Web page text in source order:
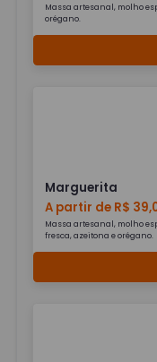
Massa artesanal, molho
orégano.
Marguerita
A partir de R$
Massa artesanal, molho
fresca, azeitona e orégano.